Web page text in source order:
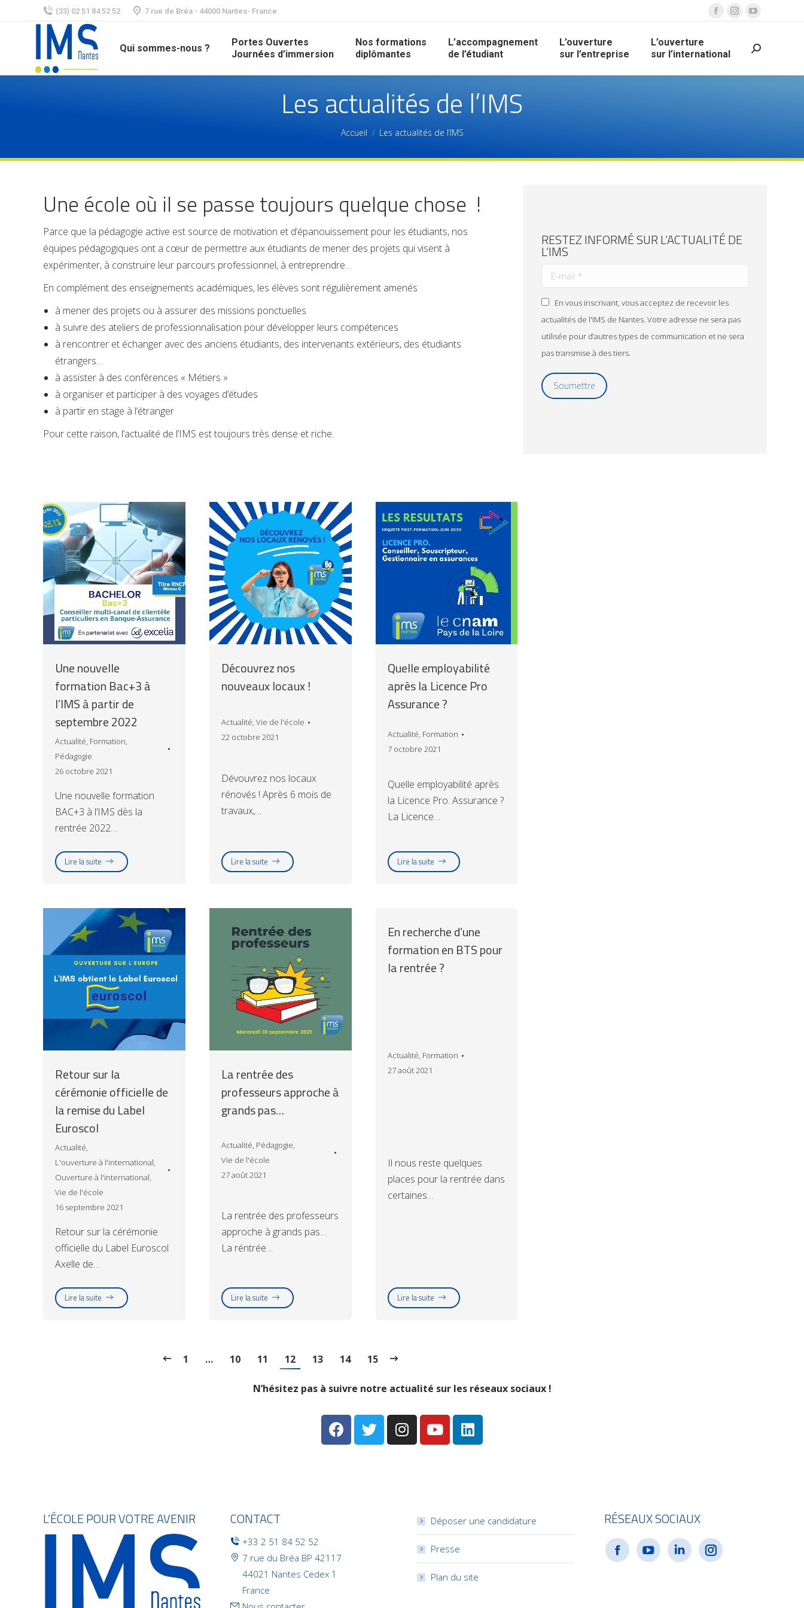
(33) 02 51 84 52 52 7 rue de Bréa - 44000 Nantes- France
Qui sommes-nous ?
Portes Ouvertes
Journées d’immersion
Nos formations
diplômantes
L’accompagnement
de l’étudiant
L’ouverture
sur l’entreprise
L’ouverture
sur l’international
Les actualités de l’IMS
Accueil Les actualités de l’IMS
Une école où il se passe toujours quelque chose !
Parce que la pédagogie active est source de motivation et d’épanouissement pour les étudiants, nos
équipes pédagogiques ont a cœur de permettre aux étudiants de mener des projets qui visent à
expérimenter, à construire leur parcours professionnel, à entreprendre…
En complément des enseignements académiques, les élèves sont régulièrement amenés
à mener des projets ou à assurer des missions ponctuelles
à suivre des ateliers de professionnalisation pour développer leurs compétences
à rencontrer et échanger avec des anciens étudiants, des intervenants extérieurs, des étudiants
étrangers…
à assister à des conférences « Métiers »
à organiser et participer à des voyages d’études
à partir en stage à l’étranger
Pour cette raison, l’actualité de l’IMS est toujours très dense et riche.
RESTEZ INFORMÉ SUR L’ACTUALITÉ DE
L’IMS
En vous inscrivant, vous acceptez de recevoir les
actualités de l'IMS de Nantes. Votre adresse ne sera pas
utilisée pour d’autres types de communication et ne sera
pas transmise à des tiers.
Soumettre
Une nouvelle
formation Bac+3 à
l’IMS à partir de
septembre 2022
Actualité, Formation,
Pédagogie
26 octobre 2021
Une nouvelle formation
BAC+3 à l’IMS dès la
rentrée 2022…
Lire la suite
Découvrez nos
nouveaux locaux !
Actualité, Vie de l'école
22 octobre 2021
Dévouvrez nos locaux
rénovés ! Après 6 mois de
travaux,…
Lire la suite
Quelle employabilité
après la Licence Pro
Assurance ?
Actualité, Formation
7 octobre 2021
Quelle employabilité après
la Licence Pro. Assurance ?
La Licence…
Lire la suite
Retour sur la
cérémonie officielle de
la remise du Label
Euroscol
Actualité
L'ouverture à l'international
Ouverture à l'international
Vie de l'école
16 septembre 2021
Retour sur la cérémonie
officielle du Label Euroscol
Axelle de…
Lire la suite
La rentrée des
professeurs approche à
grands pas…
Actualité, Pédagogie,
Vie de l'école
27 août 2021
La rentrée des professeurs
approche à grands pas…
La réntrée…
Lire la suite
En recherche d’une
formation en BTS pour
la rentrée ?
Actualité, Formation
27 août 2021
Il nous reste quelques
places pour la rentrée dans
certaines…
Lire la suite
1 … 10 11 12 13 14 15
N’hésitez pas à suivre notre actualité sur les réseaux sociaux !
L’ÉCOLE POUR VOTRE AVENIR CONTACT
+33 2 51 84 52 52
7 rue du Bréa BP 42117
44021 Nantes Cedex 1
France
Déposer une candidature
Presse
Plan du site
RÉSEAUX SOCIAUX